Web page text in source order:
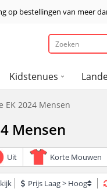
op bestellingen van meer
Kidstenues
EK 2024 Mensen
Mensen
Uit Korte Mouwen
Prijs Laag > Hoog